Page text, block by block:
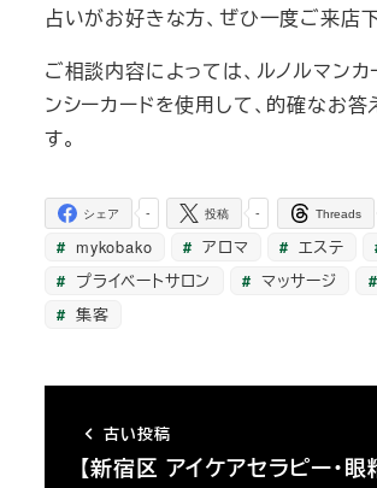
占いがお好きな方、ぜひ一度ご来店
ご相談内容によっては、ルノルマンカ
ンシーカードを使用して、的確なお答
す。
-
シェア -
投稿 Threads
mykobako アロマ エステ
プライベートサロン
マッサージ
集客
古い投稿
【新宿区 アイケアセラピー・